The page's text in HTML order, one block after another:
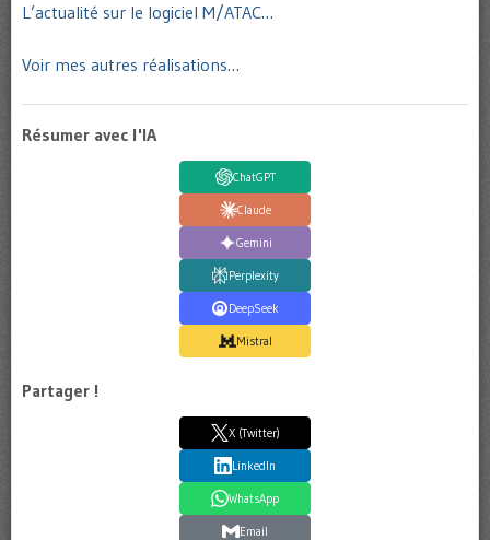
L’actualité sur le logiciel M/ATAC…
Voir mes autres réalisations…
Résumer avec l'IA
ChatGPT
Claude
Gemini
Perplexity
DeepSeek
Mistral
Partager !
X (Twitter)
LinkedIn
WhatsApp
Email